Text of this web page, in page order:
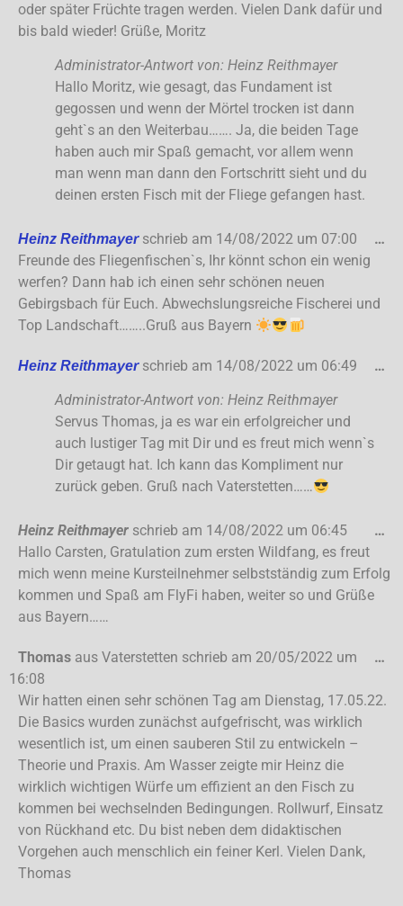
oder später Früchte tragen werden. Vielen Dank dafür und
bis bald wieder! Grüße, Moritz
Administrator-Antwort von: Heinz Reithmayer
Hallo Moritz, wie gesagt, das Fundament ist
gegossen und wenn der Mörtel trocken ist dann
geht`s an den Weiterbau……. Ja, die beiden Tage
haben auch mir Spaß gemacht, vor allem wenn
man wenn man dann den Fortschritt sieht und du
deinen ersten Fisch mit der Fliege gefangen hast.
Heinz Reithmayer schrieb am 14/08/2022 um 07:00
Freunde des Fliegenfischen`s, Ihr könnt schon ein wenig
werfen? Dann hab ich einen sehr schönen neuen
Gebirgsbach für Euch. Abwechslungsreiche Fischerei und
Top Landschaft……..Gruß aus Bayern
…
Heinz Reithmayer schrieb am 14/08/2022 um 06:49
Administrator-Antwort von: Heinz Reithmayer
Servus Thomas, ja es war ein erfolgreicher und
auch lustiger Tag mit Dir und es freut mich wenn`s
Dir getaugt hat. Ich kann das Kompliment nur
zurück geben. Gruß nach Vaterstetten……
…
Heinz Reithmayer schrieb am 14/08/2022 um 06:45
Hallo Carsten, Gratulation zum ersten Wildfang, es freut
mich wenn meine Kursteilnehmer selbstständig zum Erfolg
kommen und Spaß am FlyFi haben, weiter so und Grüße
aus Bayern……
…
Thomas aus Vaterstetten schrieb am 20/05/2022 um
16:08
Wir hatten einen sehr schönen Tag am Dienstag, 17.05.22.
Die Basics wurden zunächst aufgefrischt, was wirklich
wesentlich ist, um einen sauberen Stil zu entwickeln –
Theorie und Praxis. Am Wasser zeigte mir Heinz die
wirklich wichtigen Würfe um effizient an den Fisch zu
kommen bei wechselnden Bedingungen. Rollwurf, Einsatz
von Rückhand etc. Du bist neben dem didaktischen
Vorgehen auch menschlich ein feiner Kerl. Vielen Dank,
Thomas
…